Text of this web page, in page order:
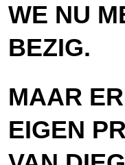
WE NU
BEZIG.
MAAR
EIGEN